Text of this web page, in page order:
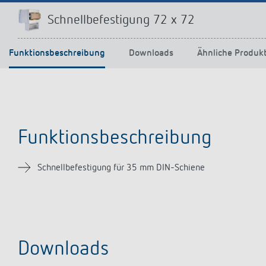
Mehr anzeigen
Schnellbefestigung 72 x 72
Funktionsbeschreibung Downloads Ähnliche
Funktionsbeschreibung
Schnellbefestigung für 35 mm DIN-Schiene
Downloads